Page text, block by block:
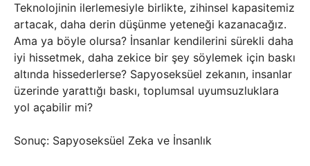
Teknolojinin ilerlemesiyle birlikte, zihinsel kapasitemiz
artacak, daha derin düşünme yeteneği kazanacağız.
Ama ya böyle olursa? İnsanlar kendilerini sürekli daha
iyi hissetmek, daha zekice bir şey söylemek için baskı
altında hissederlerse? Sapyoseksüel zekanın, insanlar
üzerinde yarattığı baskı, toplumsal uyumsuzluklara
yol açabilir mi?
Sonuç: Sapyoseksüel Zeka ve İnsanlık